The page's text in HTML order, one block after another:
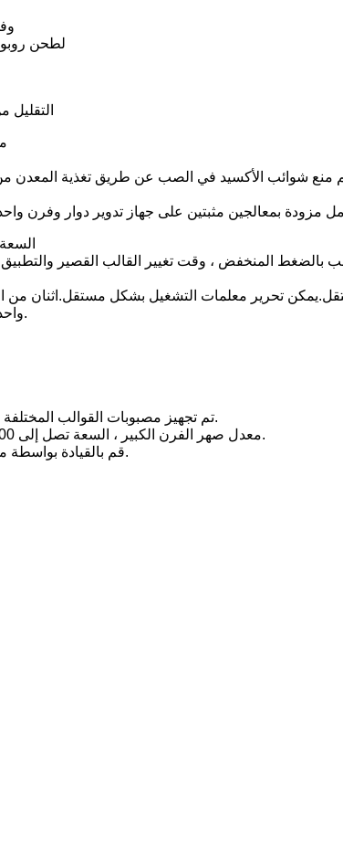
1.6لطحن
منع شوائب الأكسيد في الصب عن طريق تغذية المعدن
1) السعة لكل
الصب بالضغط المنخفض ، وقت تغيير القالب القصير
مستقل.يمكن تحرير معلمات التشغيل بشكل مستقل.اثنان
واحدة تغير القالب ، أو المجموعة الأخرى تحت الصيانة.
تم تجهيز مصبوبات القوالب المختلفة بمغذيات منفصلة وحمامات الجرافيت والمعالجات.
معدل صهر الفرن الكبير ، السعة تصل إلى 700 كجم / ساعة ، للتشغيل مع متلاعبين يعملان معًا.
1. قم بالقيادة بواسطة محرك سيرفو ، بأداء عالي الدقة ومستقر وفعال.